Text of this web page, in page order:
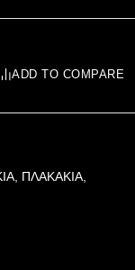
ADD TO COMPARE
, ΠΛΑΚΑΚΙΑ,